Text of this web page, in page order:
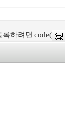
록하려면 code(